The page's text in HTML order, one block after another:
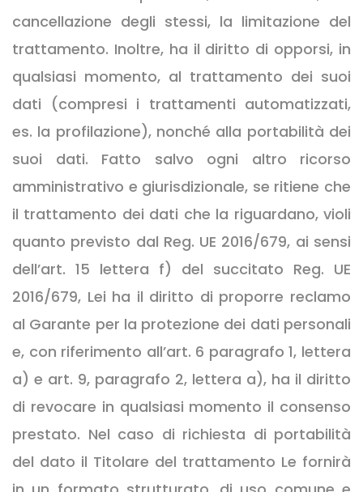
cancellazione degli stessi, la limitazione del
trattamento. Inoltre, ha il diritto di opporsi, in
qualsiasi momento, al trattamento dei suoi
dati (compresi i trattamenti automatizzati,
es. la profilazione), nonché alla portabilità dei
suoi dati. Fatto salvo ogni altro ricorso
amministrativo e giurisdizionale, se ritiene che
il trattamento dei dati che la riguardano, violi
quanto previsto dal Reg. UE 2016/679, ai sensi
dell’art. 15 lettera f) del succitato Reg. UE
2016/679, Lei ha il diritto di proporre reclamo
al Garante per la protezione dei dati personali
e, con riferimento all’art. 6 paragrafo 1, lettera
a) e art. 9, paragrafo 2, lettera a), ha il diritto
di revocare in qualsiasi momento il consenso
prestato. Nel caso di richiesta di portabilità
del dato il Titolare del trattamento Le fornirà